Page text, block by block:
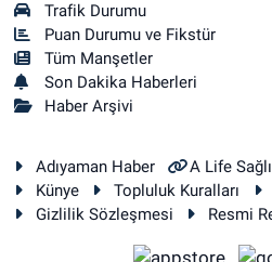
Trafik Durumu
Puan Durumu ve Fikstür
Tüm Manşetler
Son Dakika Haberleri
Haber Arşivi
Adıyaman Haber A Life
Künye
Topluluk Kuralları
Gizlilik Sözleşmesi
Resmi